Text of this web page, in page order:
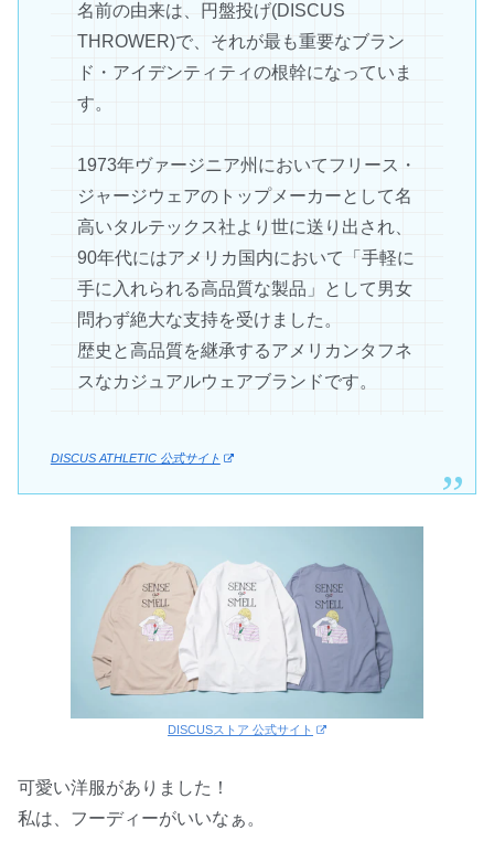
名前の由来は、円盤投げ(DISCUS
THROWER)で、それが最も重要なブラン
ド・アイデンティティの根幹になっていま
す。
1973年ヴァージニア州においてフリース・
ジャージウェアのトップメーカーとして名
高いタルテックス社より世に送り出され、
90年代にはアメリカ国内において「手軽に
手に入れられる高品質な製品」として男女
問わず絶大な支持を受けました。
歴史と高品質を継承するアメリカンタフネ
スなカジュアルウェアブランドです。
DISCUS ATHLETIC 公式サイト
DISCUSストア 公式サイト
可愛い洋服がありました！
私は、フーディーがいいなぁ。